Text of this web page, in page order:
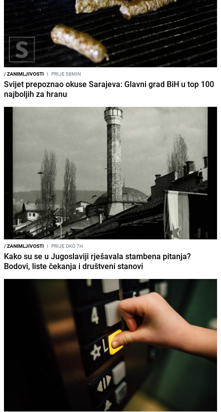
/ZANIMLJIVOSTI I PRIJE 58MIN
Svijet prepoznao okuse Sarajeva: Glavni grad BiH u top 100
najboljih za hranu
/ZANIMLJIVOSTI I PRIJE OKO 7H
Kako su se u Jugoslaviji rješavala stambena pitanja?
Bodovi, liste čekanja i društveni stanovi